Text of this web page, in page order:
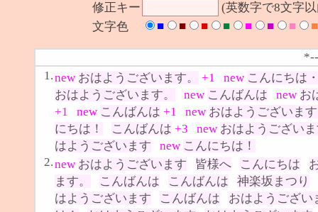
修正キー
(英数字で8文字
文字色
■ ■ ■ ■ ■ ■ ■ ■
1.new おはようございます。 +1 new こんにちは
おはようございます。
new こんばんは new お
+1
new こんばんは +1 new おはようございま
にちは！
こんばんは +3 new おはようござい
はようございます
new こんにちは！
2.new おはようございます 皆様へ こんにちは
ます。
こんばんは こんばんは
神楽坂まつり
はようございます
こんばんは
おはようござい